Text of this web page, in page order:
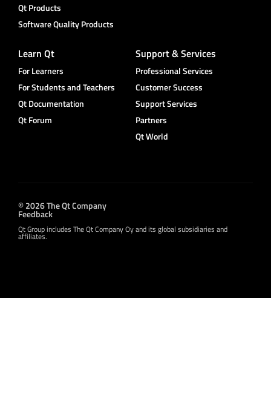
Qt Products
Software Quality Products
Learn Qt
For Learners
For Students and Teachers
Qt Documentation
Qt Forum
Support & Services
Professional Services
Customer Success
Support Services
Partners
Qt World
© 2026 The Qt Company
Feedback
Qt Group includes The Qt Company Oy and its global subsidiaries and
affiliates.